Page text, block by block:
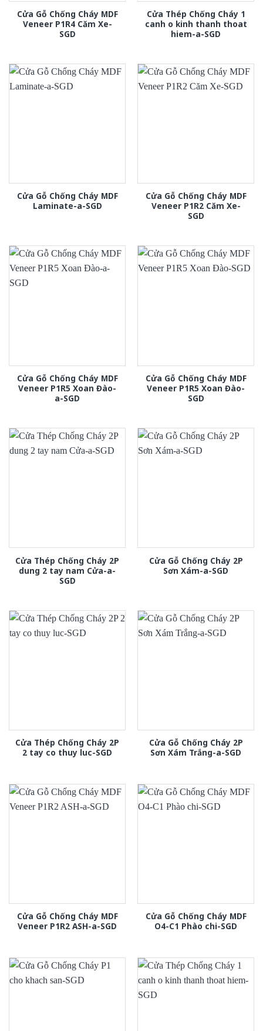
Cửa Gỗ Chống Cháy MDF
Veneer P1R4 Căm Xe-
SGD
Cửa Thép Chống Cháy 1
canh o kinh thanh thoat
hiem-a-SGD
Cửa Gỗ Chống Cháy MDF
Laminate-a-SGD
Cửa Gỗ Chống Cháy MDF
Veneer P1R2 Căm Xe-
SGD
Cửa Gỗ Chống Cháy MDF
Veneer P1R5 Xoan Đào-
a-SGD
Cửa Gỗ Chống Cháy MDF
Veneer P1R5 Xoan Đào-
SGD
Cửa Thép Chống Cháy 2P
dung 2 tay nam Cửa-a-
SGD
Cửa Gỗ Chống Cháy 2P
Sơn Xám-a-SGD
Cửa Thép Chống Cháy 2P
2 tay co thuy luc-SGD
Cửa Gỗ Chống Cháy 2P
Sơn Xám Trắng-a-SGD
Cửa Gỗ Chống Cháy MDF
Veneer P1R2 ASH-a-SGD
Cửa Gỗ Chống Cháy MDF
O4-C1 Phào chi-SGD